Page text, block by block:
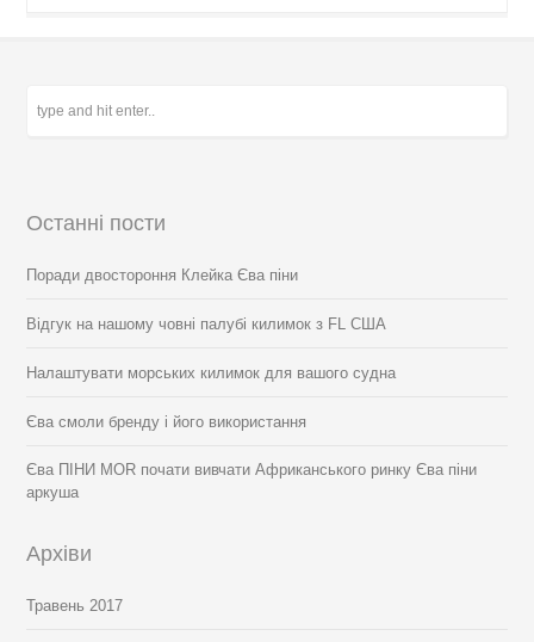
Останні пости
Поради двостороння Клейка Єва піни
Відгук на нашому човні палубі килимок з FL США
Налаштувати морських килимок для вашого судна
Єва смоли бренду і його використання
Єва ПІНИ MOR почати вивчати Африканського ринку Єва піни
аркуша
Архіви
Травень 2017